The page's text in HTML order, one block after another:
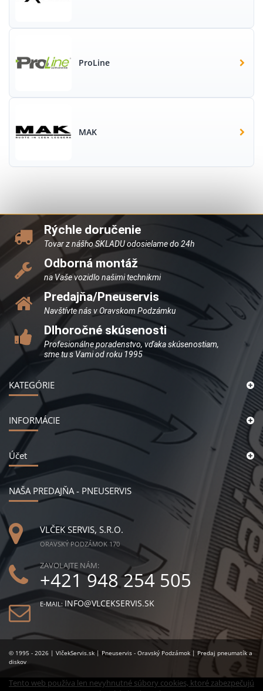
ProLine
MAK
Rýchle doručenie
Tovar z nášho SKLADU odosielame do 24h
Odborná montáž
na Vaše vozidlo našimi technikmi
Predajňa/Pneuservis
Navštívte nás v Oravskom Podzámku
Dlhoročné skúsenosti
Profesionálne poradenstvo, vďaka skúsenostiam,
sme tu s Vami od roku 1995
KATEGÓRIE
INFORMÁCIE
© 1995 - 2026 | VlčekServis.sk | Pneuservis - Oravský Podzámok | Predaj pneumatík a
diskov
Účet
NAŠA PREDAJŇA - PNEUSERVIS
VLČEK SERVIS, S.R.O.
ORAVSKÝ PODZÁMOK 170
ZAVOLAJTE NÁM:
+421 948 254 505
E-MAIL: INFO@VLCEKSERVIS.SK
Tento web používa len nevyhnutné súbory cookies, ktoré zabezpečujú